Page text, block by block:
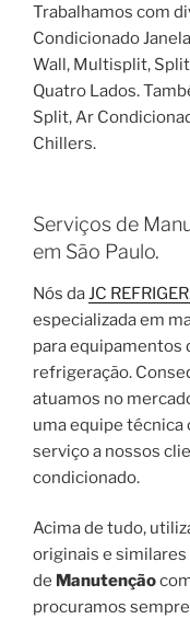
Trabalhamos com
Condicionado
Wall, Multisplit,
Quatro Lados.
Split, Ar
Chillers.
Serviços de
em São Paulo.
Nós daJC
especializada em
para equipamentos
refrigeração.
atuamos no
uma equipe técnica
serviço a nossos
condicionado.
Acima de tudo,
originais e
de Manutenção
procuramos